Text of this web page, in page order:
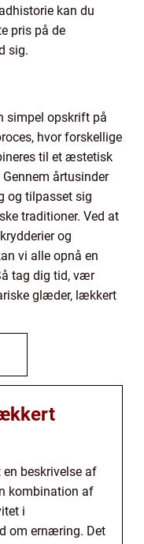
kan du
pris på de
sig.
simpel opskrift på
hvor forskellige
til et æstetisk
årtusinder
og tilpasset sig
traditioner. Ved at
og
vi alle opnå en
tag dig tid, vær
glæder, lækkert
beskrivelse af
kombination af
i
om ernæring. Det